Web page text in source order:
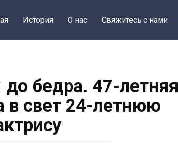
История О нас Свяжитесь с нами
до бедра. 47-летняя
в свет 24-летнюю